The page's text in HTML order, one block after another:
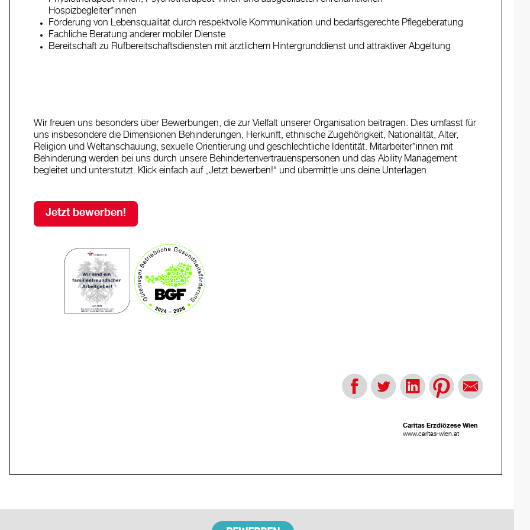
Hospizbegleiter*innen
Förderung von Lebensqualität durch respektvolle Kommunikation und bedarfsgerechte Pflegeberatung
Fachliche Beratung anderer mobiler Dienste
Bereitschaft zu Rufbereitschaftsdiensten mit ärztlichem Hintergrunddienst und attraktiver Abgeltung
Wir freuen uns besonders über Bewerbungen, die zur Vielfalt unserer Organisation beitragen. Dies umfasst für
uns insbesondere die Dimensionen Behinderungen, Herkunft, ethnische Zugehörigkeit, Nationalität, Alter,
Religion und Weltanschauung, sexuelle Orientierung und geschlechtliche Identität. Mitarbeiter*innen mit
Behinderung werden bei uns durch unsere Behindertenvertrauenspersonen und das Ability Management
begleitet und unterstützt. Klick einfach auf „Jetzt bewerben!“ und übermittle uns deine Unterlagen.
Jetzt bewerben!
Caritas Erzdiözese Wien
www.caritas-wien.at